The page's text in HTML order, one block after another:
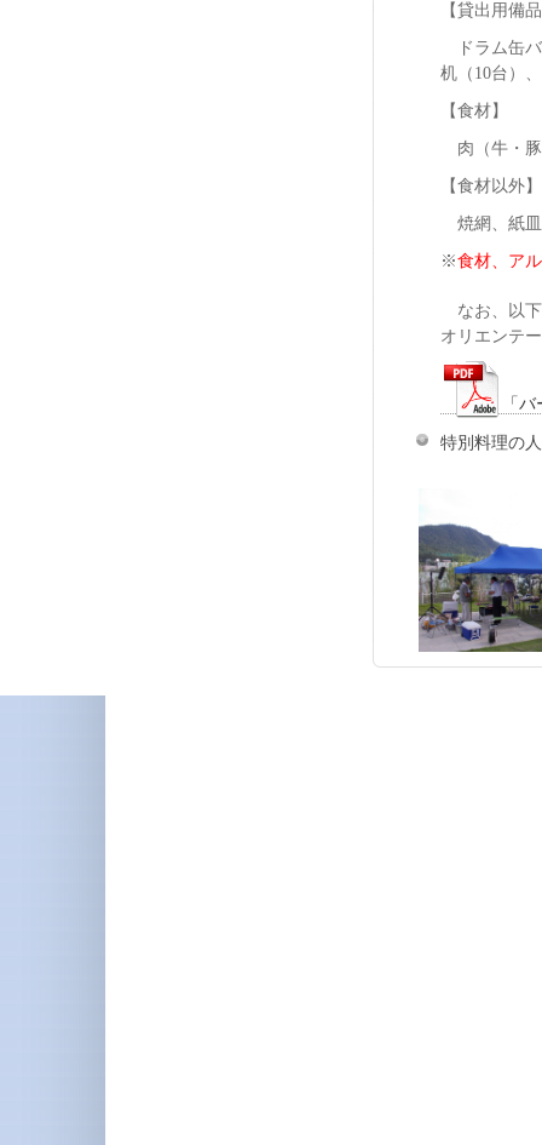
【貸出用備
ドラム缶バ
机（10台）
【食材】
肉（牛・豚
【食材以外】
焼網、紙皿
※食材、ア
なお、以下
オリエンテ
「
特別料理の